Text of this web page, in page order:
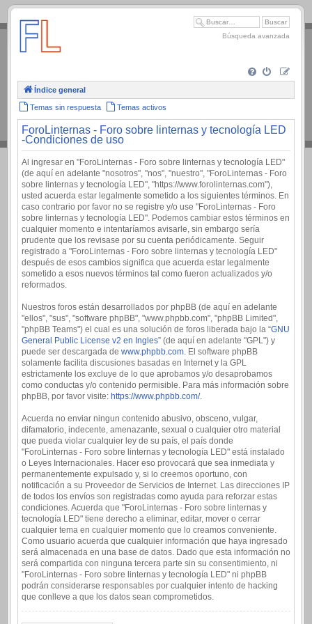
.
Búsqueda avanzada
Índice general
Temas sin respuesta Temas activos
ForoLinternas - Foro sobre linternas y tecnología LED
-Condiciones de uso
Al ingresar en "ForoLinternas - Foro sobre linternas y tecnología LED"
(de aquí en adelante "nosotros", "nos", "nuestro", "ForoLinternas - Foro
sobre linternas y tecnología LED", "https://www.forolinternas.com"),
usted acuerda estar legalmente sometido a los siguientes términos. En
caso contrario por favor no se registre y/o use "ForoLinternas - Foro
sobre linternas y tecnología LED". Podemos cambiar estos términos en
cualquier momento e intentaríamos avisarle, sin embargo sería
prudente que los revisase por su cuenta periódicamente. Seguir
registrado a "ForoLinternas - Foro sobre linternas y tecnología LED"
después de esos cambios significa que acuerda estar legalmente
sometido a esos nuevos términos tal como fueron actualizados y/o
reformados.
Nuestros foros están desarrollados por phpBB (de aquí en adelante
"ellos", "sus", "software phpBB", "www.phpbb.com", "phpBB Limited",
"phpBB Teams") el cual es una solución de foros liberada bajo la “GNU
General Public License v2 en Ingles” (de aquí en adelante "GPL") y
puede ser descargada de www.phpbb.com. El software phpBB
solamente facilita discusiones basadas en Internet y la GPL
estrictamente los excluye de lo que aprobamos y/o desaprobamos
como conductas y/o contenido permisible. Para más información sobre
phpBB, por favor visite: https://www.phpbb.com/.
Acuerda no enviar ningun contenido abusivo, obsceno, vulgar,
difamatorio, indecente, amenazante, sexual o cualquier otro material
que pueda violar cualquier ley de su país, el país donde
"ForoLinternas - Foro sobre linternas y tecnología LED" está instalado
o Leyes Internacionales. Hacer eso provocará que sea inmediata y
permanentemente expulsado y, si lo creemos oportuno, con
notificación a su Proveedor de Servicios de Internet. Las direcciones IP
de todos los envíos son registradas como ayuda para reforzar estas
condiciones. Acuerda que "ForoLinternas - Foro sobre linternas y
tecnología LED" tiene derecho a eliminar, editar, mover o cerrar
cualquier tema en cualquier momento que lo creamos conveniente.
Como usuario acuerda que cualquier información que haya ingresado
será almacenada en una base de datos. Dado que esta información no
será compartida con ninguna tercera parte sin su consentimiento, ni
"ForoLinternas - Foro sobre linternas y tecnología LED" ni phpBB
podrán considerarse responsables por cualquier intento de hacking
que conlleve a que los datos sean comprometidos.